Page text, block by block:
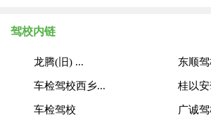
驾校内链
龙腾(旧) ... 东顺
车检驾校西乡... 桂以
车检驾校 广诚